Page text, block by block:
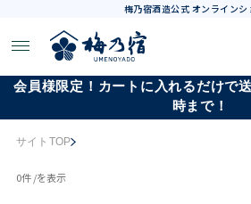
梅乃宿酒造公式 オンラインシ
会員様限定！カートに入れるだけで
時まで！
サイトTOP
0件 /を表示